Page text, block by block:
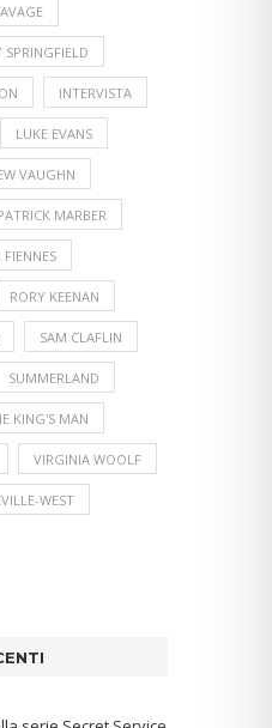
SPRINGFIELD
INTERVISTA
LUKE EVANS
VAUGHN
MARBER
FIENNES
RORY KEENAN
SAM CLAFLIN
SUMMERLAND
KING'S MAN
VIRGINIA WOOLF
WEST